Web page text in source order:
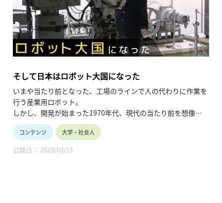
そして日本はロボット大国になった
いまや当たり前となった、工場のラインで人の代わりに作業を
行う産業用ロボット。
しかし、開発が始まった1970年代、現代の当たり前を想像す
ることは難しく、ロボット開発は亜流だともいわれました。
ただ、ロボットの未来を信じ研究を続けた開発者たちのおかげ
で、今日の当たり前が実現したのです。
産業用ロボットの礎、ここにあり。
コンテンツ 大学・社会人
公開日： 2023/03/13